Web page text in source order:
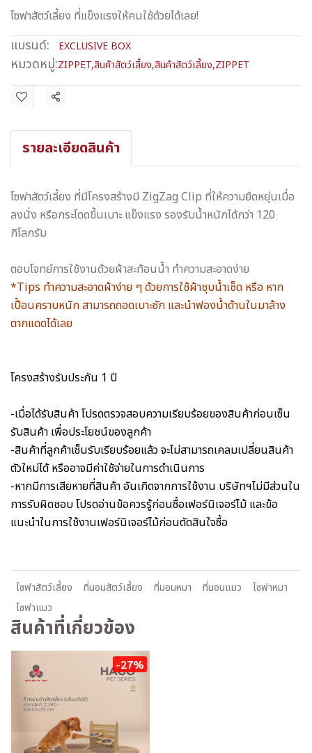
โซฟาสัตว์เลี้ยง ที่แข็งแรงให้คนใช้ด้วยได้เลย!
แบรนด์: EXCLUSIVE BOX
หมวดหมู่:ZIPPET,สินค้าสัตว์เลี้ยง,สินค้าสัตว์เลี้ยง,ZIPPET
แชร์
รายละเอียดสินค้า
โซฟาสัตว์เลี้ยง ที่มีโครงสร้างมี ZigZag Clip ที่ให้ความยืดหยุ่นเมื่อ
ลงนั่ง หรือกระโดดขึ้นเบาะ แข็งแรง รองรับน้ำหนักได้กว่า 120
กิโลกรัม
ตอบโจทย์การใช้งานด้วยผ้าสะท้อนน้ำ ทำความสะอาดง่าย
*Tips ทำความสะอาดผ้าง่าย ๆ ด้วยการใช้ผ้าชุบน้ำเช็ด หรือ หาก
เปื้อนคราบหนัก สามารถถอดเบาะซัก และนำฟองน้ำด้านในมาล้าง
ตากแดดได้เลย
โครงสร้างรับประกัน 1 ปี
-เมื่อได้รับสินค้า โปรดตรวจสอบความเรียบร้อยของสินค้าก่อนเซ็น
รับสินค้า เพื่อประโยชน์ของลูกค้า
-สินค้าที่ลูกค้าเซ็นรับเรียบร้อยแล้ว จะไม่สามารถเคลมเปลี่ยนสินค้า
ตัวใหม่ได้ หรืออาจมีค่าใช้จ่ายในการดำเนินการ
-หากมีการเสียหายที่สินค้า อันเกิดจากการใช้งาน บริษัทฯไม่มีส่วนใน
การรับผิดชอบ โปรดอ่านข้อควรรู้ก่อนซื้อเฟอร์นิเจอร์ไม้ และข้อ
แนะนำในการใช้งานเฟอร์นิเจอร์ไม้ก่อนตัดสินใจซื้อ
โซฟาสัตว์เลี้ยง ที่นอนสัตว์เลี้ยง ที่นอนหมา ที่นอนแมว
โซฟาหมา
โซฟาแมว
สินค้าที่เกี่ยวข้อง
-27%